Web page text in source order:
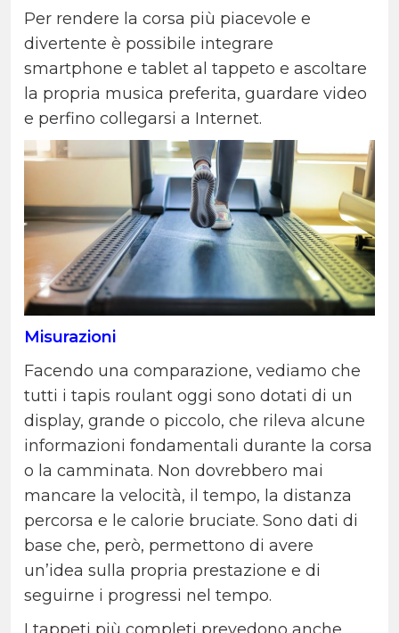
Per rendere la corsa più piacevole e
divertente è possibile integrare
smartphone e tablet al tappeto e ascoltare
la propria musica preferita, guardare video
e perfino collegarsi a Internet.
Misurazioni
Facendo una comparazione, vediamo che
tutti i tapis roulant oggi sono dotati di un
display, grande o piccolo, che rileva alcune
informazioni fondamentali durante la corsa
o la camminata. Non dovrebbero mai
mancare la velocità, il tempo, la distanza
percorsa e le calorie bruciate. Sono dati di
base che, però, permettono di avere
un’idea sulla propria prestazione e di
seguirne i progressi nel tempo.